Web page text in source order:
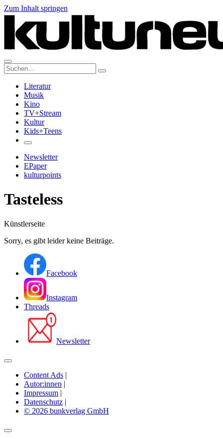
Zum Inhalt springen
Suche:
Literatur
Musik
Kino
TV+Stream
Kultur
Kids+Teens
Newsletter
EPaper
kulturpoints
Tasteless
Künstlerseite
Sorry, es gibt leider keine Beiträge.
Facebook
Instagram
Threads
Newsletter
Content Ads |
Autor:innen |
Impressum |
Datenschutz |
© 2026 bunkverlag GmbH